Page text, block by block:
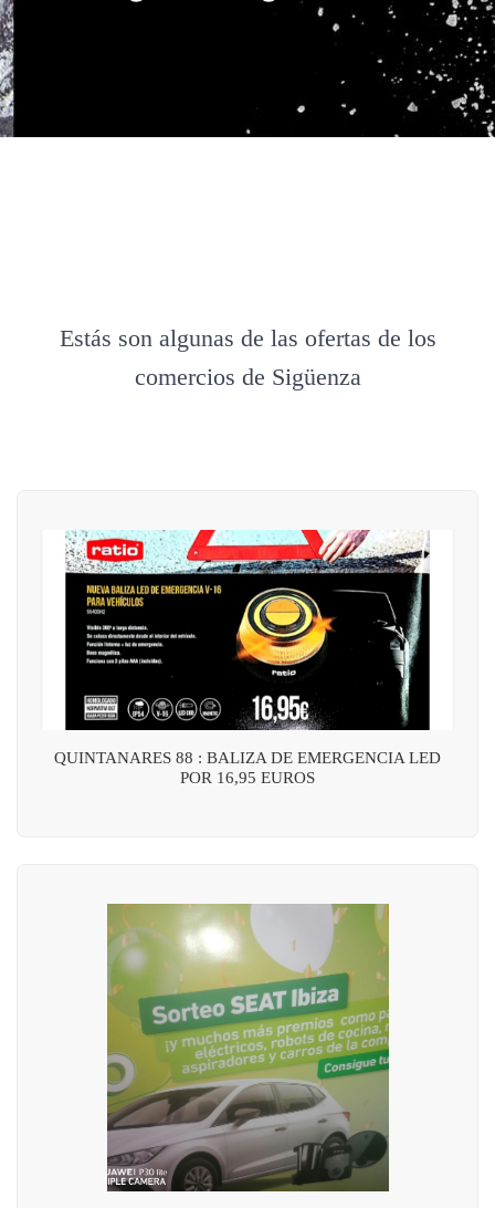
Estás son algunas de las ofertas de los
comercios de Sigüenza
QUINTANARES 88 : BALIZA DE EMERGENCIA LED
POR 16,95 EUROS